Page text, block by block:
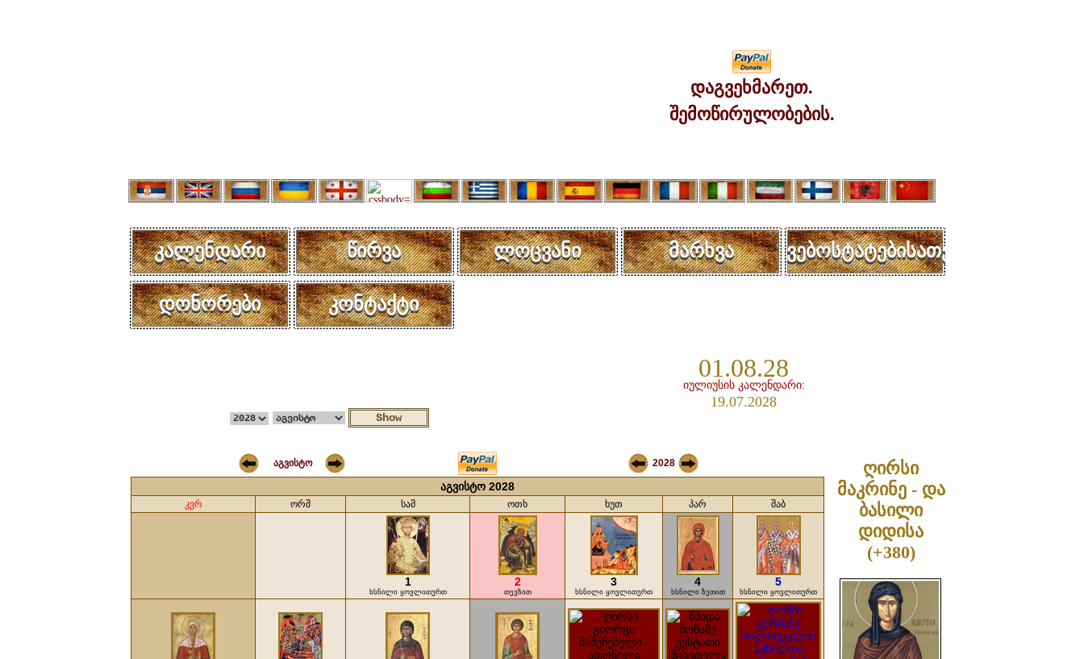
დაგვეხმარეთ.
შემოწირულობების.
კალენდარი წირვა ლოცვანი მარხვა ვებოსტატებისათვის
დონორები კონტაქტი
01.08.28
იულიუსის კალენდარი:
19.07.2028
აგვისტო 2028
ღირსი
მაკრინე - და
ბასილი
დიდისა
(+380)
აგვისტო 2028
კვრ ორშ სამ ოთხ ხუთ პარ შაბ
1
ხსნილი ყოვლითურთ
2
თევზით
3
ხსნილი ყოვლითურთ
4
ხსნილი ზეთით
5
ხსნილი ყოვლითურთ